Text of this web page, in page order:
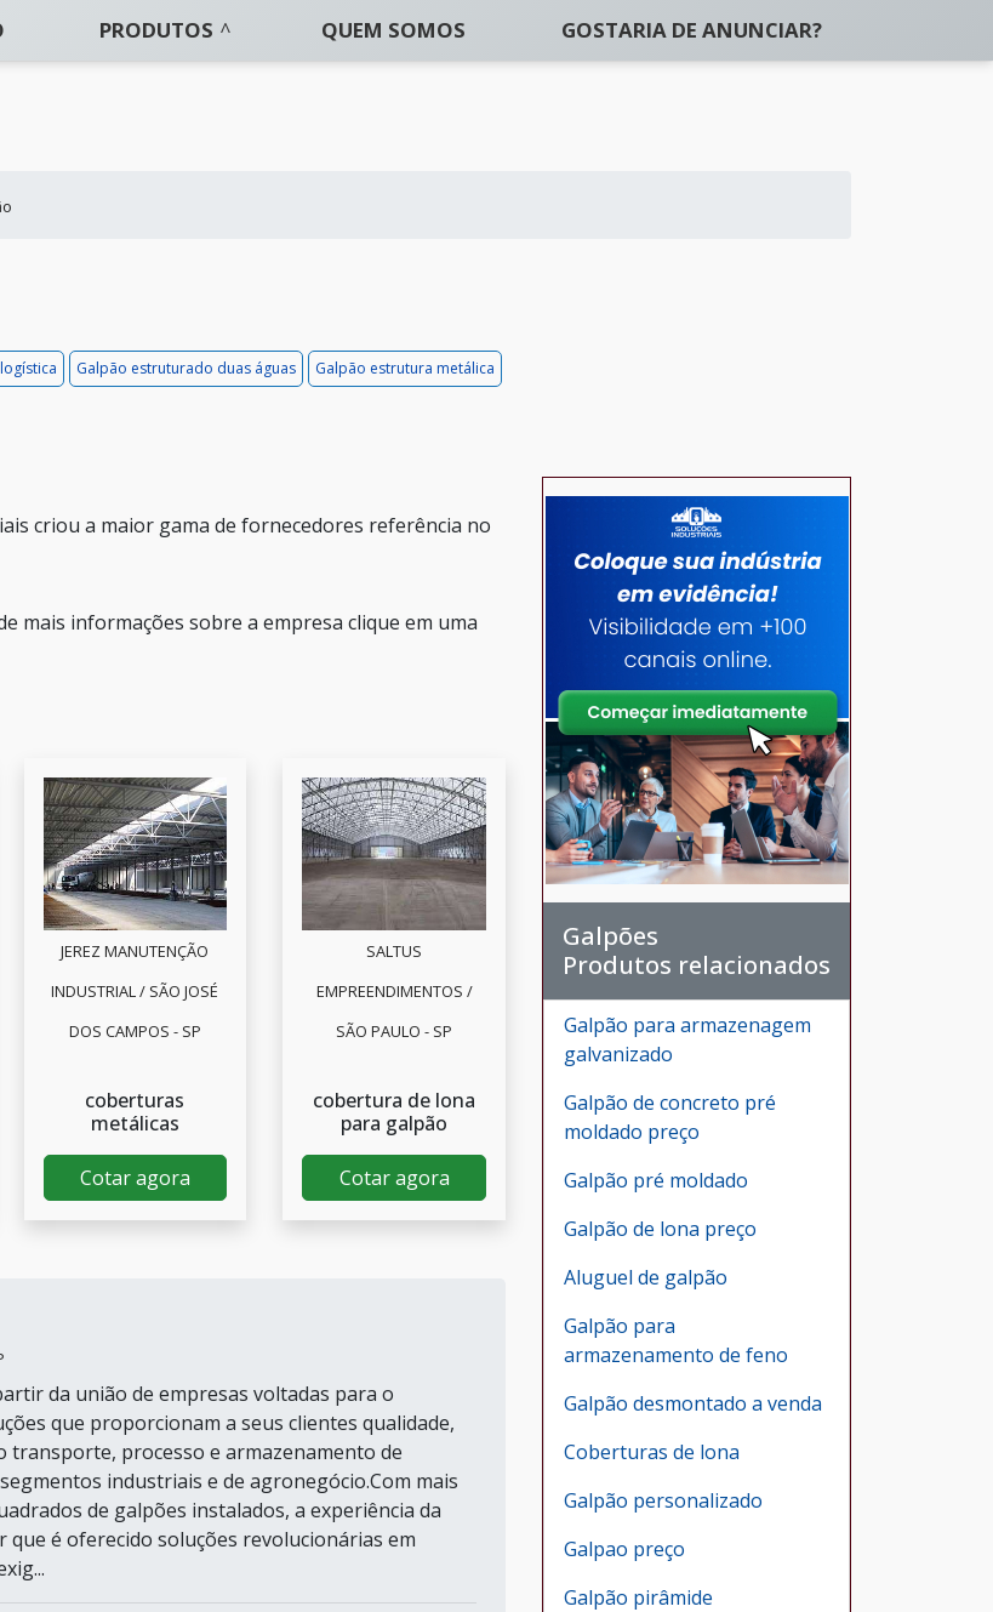
PRODUTOS QUEM SOMOS GOSTARIA DE ANUNCIAR?
Galpão estruturado duas águas Galpão estrutura metálica
criou a maior gama de fornecedores referência no
mais informações sobre a empresa clique em uma
JEREZ MANUTENÇÃO
INDUSTRIAL / SÃO JOSÉ
DOS CAMPOS - SP
coberturas
metálicas
Cotar agora
SALTUS
EMPREENDIMENTOS /
SÃO PAULO - SP
cobertura de lona
para galpão
Cotar agora
da união de empresas voltadas para o
que proporcionam a seus clientes qualidade,
transporte, processo e armazenamento de
industriais e de agronegócio.Com mais
de galpões instalados, a experiência da
é oferecido soluções revolucionárias em
Galpões
Produtos relacionados
Galpão para armazenagem
galvanizado
Galpão de concreto pré
moldado preço
Galpão pré moldado
Galpão de lona preço
Aluguel de galpão
Galpão para
armazenamento de feno
Galpão desmontado a venda
Coberturas de lona
Galpão personalizado
Galpao preço
Galpão pirâmide